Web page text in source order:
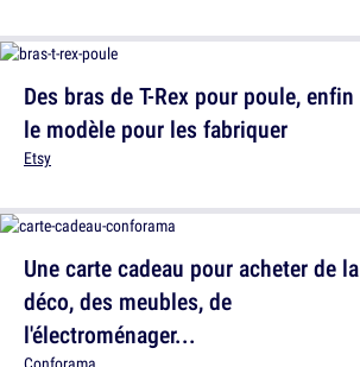
Des bras de T-Rex pour poule, enfin
le modèle pour les fabriquer
Etsy
Une carte cadeau pour acheter de la
déco, des meubles, de
l'électroménager...